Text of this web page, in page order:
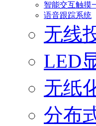
智能交互触摸
语音跟踪系统
无线
LED
无纸
分布